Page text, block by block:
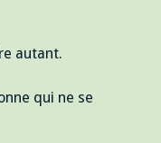
autant.
qui ne se